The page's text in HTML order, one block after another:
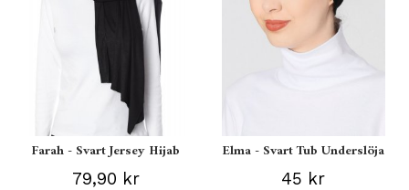
Farah - Svart Jersey Hijab
79,90 kr
Elma - Svart Tub Underslöja
45 kr